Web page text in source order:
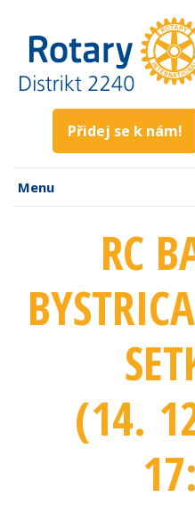
Přidej se k nám!
Menu
RC
(14.